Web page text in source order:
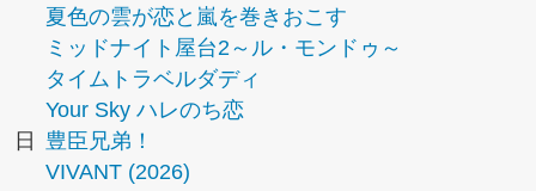
夏色の雲が恋と嵐を巻きおこす
ミッドナイト屋台2～ル・モンドゥ～
タイムトラベルダディ
Your Sky ハレのち恋
日
豊臣兄弟！
VIVANT (2026)